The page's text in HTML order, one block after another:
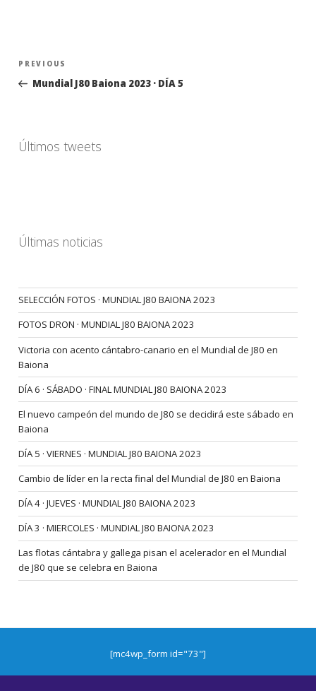
Navegación
entradas
Previous
Post
PREVIOUS
Mundial J80 Baiona 2023 · DÍA 5
Últimos tweets
Últimas noticias
SELECCIÓN FOTOS · MUNDIAL J80 BAIONA 2023
FOTOS DRON · MUNDIAL J80 BAIONA 2023
Victoria con acento cántabro-canario en el Mundial de J80 en
Baiona
DÍA 6 · SÁBADO · FINAL MUNDIAL J80 BAIONA 2023
El nuevo campeón del mundo de J80 se decidirá este sábado en
Baiona
DÍA 5 · VIERNES · MUNDIAL J80 BAIONA 2023
Cambio de líder en la recta final del Mundial de J80 en Baiona
DÍA 4 · JUEVES · MUNDIAL J80 BAIONA 2023
DÍA 3 · MIERCOLES · MUNDIAL J80 BAIONA 2023
Las flotas cántabra y gallega pisan el acelerador en el Mundial
de J80 que se celebra en Baiona
[mc4wp_form id="73"]